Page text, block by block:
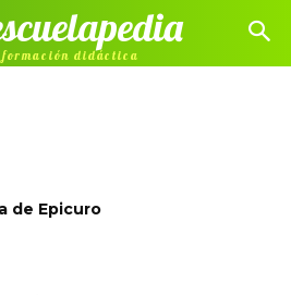
didáctica
de Epicuro